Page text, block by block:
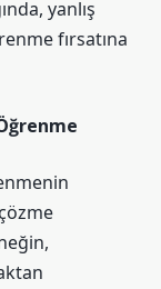
yanlış
fırsatına